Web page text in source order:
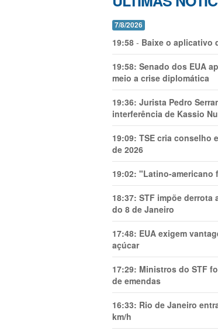
7/8/2026
19:58 - Baixe o aplicativo
19:58: Senado dos EUA
meio a crise diplomática
19:36: Jurista Pedro
interferência de Kassio
19:09: TSE cria conselho
de 2026
19:02: "Latino-americano
18:37: STF impõe derrota
do 8 de Janeiro
17:48: EUA exigem
açúcar
17:29: Ministros do STF
de emendas
16:33: Rio de Janeiro
km/h